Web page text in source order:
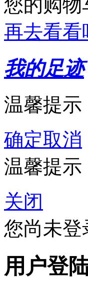
您的购
再去看看
我的足迹
温馨提示
确定取消
温馨提示
关闭
您尚未登
用户登